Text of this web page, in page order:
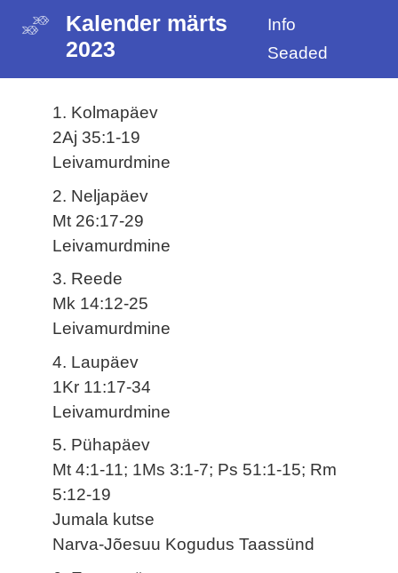
Kalender märts
2023
Info
Seaded
1. Kolmapäev
2Aj 35:1-19
Leivamurdmine
2. Neljapäev
Mt 26:17-29
Leivamurdmine
3. Reede
Mk 14:12-25
Leivamurdmine
4. Laupäev
1Kr 11:17-34
Leivamurdmine
5. Pühapäev
Mt 4:1-11; 1Ms 3:1-7; Ps 51:1-15; Rm
5:12-19
Jumala kutse
Narva-Jõesuu Kogudus Taassünd